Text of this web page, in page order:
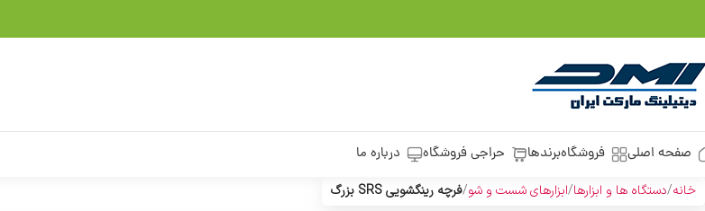
صفحه اصلی فروشگاهبرندها حراجی فروشگاه درباره ما
خانه دستگاه ها و ابزارها ابزارهای شست و شو فرچه رینگشویی SRS بزرگ